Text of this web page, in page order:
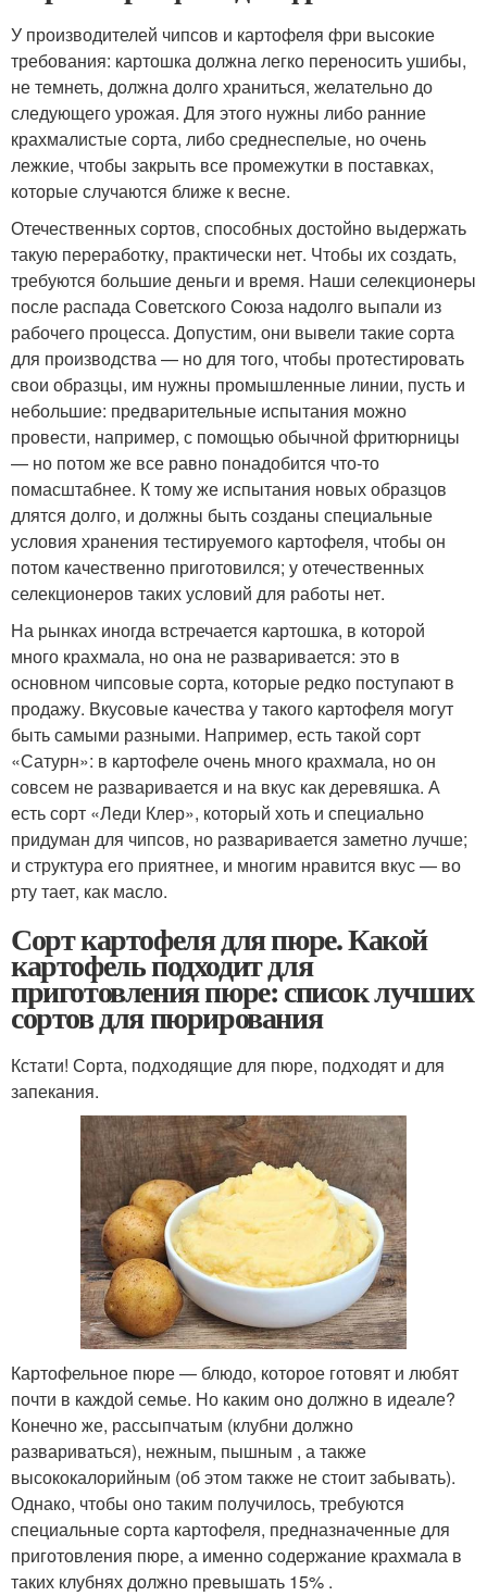
У производителей чипсов и картофеля фри высокие
требования: картошка должна легко переносить ушибы,
не темнеть, должна долго храниться, желательно до
следующего урожая. Для этого нужны либо ранние
крахмалистые сорта, либо среднеспелые, но очень
лежкие, чтобы закрыть все промежутки в поставках,
которые случаются ближе к весне.
Отечественных сортов, способных достойно выдержать
такую переработку, практически нет. Чтобы их создать,
требуются большие деньги и время. Наши селекционеры
после распада Советского Союза надолго выпали из
рабочего процесса. Допустим, они вывели такие сорта
для производства — но для того, чтобы протестировать
свои образцы, им нужны промышленные линии, пусть и
небольшие: предварительные испытания можно
провести, например, с помощью обычной фритюрницы
— но потом же все равно понадобится что-то
помасштабнее. К тому же испытания новых образцов
длятся долго, и должны быть созданы специальные
условия хранения тестируемого картофеля, чтобы он
потом качественно приготовился; у отечественных
селекционеров таких условий для работы нет.
На рынках иногда встречается картошка, в которой
много крахмала, но она не разваривается: это в
основном чипсовые сорта, которые редко поступают в
продажу. Вкусовые качества у такого картофеля могут
быть самыми разными. Например, есть такой сорт
«Сатурн»: в картофеле очень много крахмала, но он
совсем не разваривается и на вкус как деревяшка. А
есть сорт «Леди Клер», который хоть и специально
придуман для чипсов, но разваривается заметно лучше;
и структура его приятнее, и многим нравится вкус — во
рту тает, как масло.
Сорт картофеля для пюре. Какой
картофель подходит для
приготовления пюре: список лучших
сортов для пюрирования
Кстати! Сорта, подходящие для пюре, подходят и для
запекания.
Картофельное пюре — блюдо, которое готовят и любят
почти в каждой семье. Но каким оно должно в идеале?
Конечно же, рассыпчатым (клубни должно
развариваться), нежным, пышным , а также
высококалорийным (об этом также не стоит забывать).
Однако, чтобы оно таким получилось, требуются
специальные сорта картофеля, предназначенные для
приготовления пюре, а именно содержание крахмала в
таких клубнях должно превышать 15% .